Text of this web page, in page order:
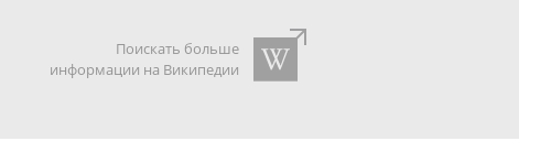
Поискать больше
информации на Википедии